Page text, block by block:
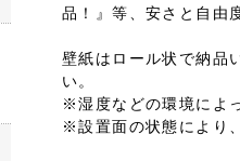
品！』等、安さと自由
壁紙はロール状で納品
い。
※湿度などの環境によ
※設置面の状態により